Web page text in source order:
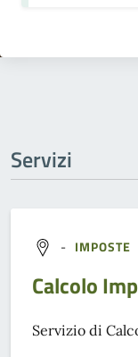
Servizi
- IMPOSTE
Calcolo
Servizio di